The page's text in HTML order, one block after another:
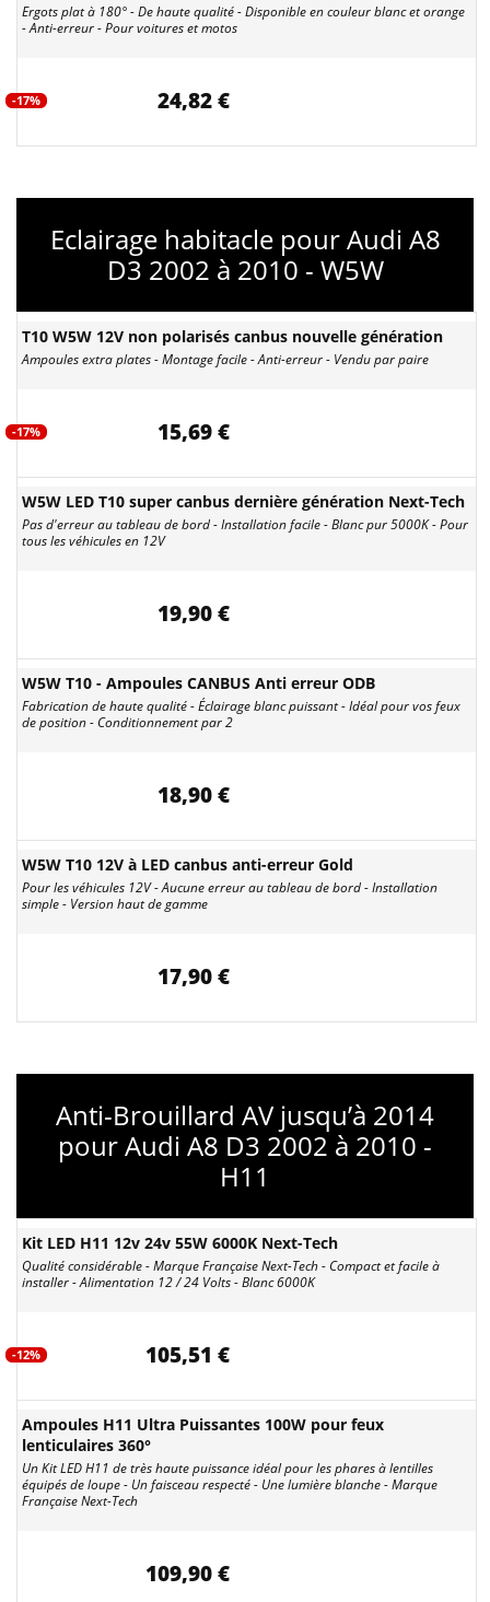
Ergots plat à 180° - De haute qualité - Disponible en couleur blanc et orange
- Anti-erreur - Pour voitures et motos
-17% 24,82 €
Eclairage habitacle pour Audi A8
D3 2002 à 2010 - W5W
T10 W5W 12V non polarisés canbus nouvelle génération
Ampoules extra plates - Montage facile - Anti-erreur - Vendu par paire
-17% 15,69 €
W5W LED T10 super canbus dernière génération Next-Tech
Pas d'erreur au tableau de bord - Installation facile - Blanc pur 5000K - Pour
tous les véhicules en 12V
19,90 €
W5W T10 - Ampoules CANBUS Anti erreur ODB
Fabrication de haute qualité - Éclairage blanc puissant - Idéal pour vos feux
de position - Conditionnement par 2
18,90 €
W5W T10 12V à LED canbus anti-erreur Gold
Pour les véhicules 12V - Aucune erreur au tableau de bord - Installation
simple - Version haut de gamme
17,90 €
Anti-Brouillard AV jusqu’à 2014
pour Audi A8 D3 2002 à 2010 -
H11
Kit LED H11 12v 24v 55W 6000K Next-Tech
Qualité considérable - Marque Française Next-Tech - Compact et facile à
installer - Alimentation 12 / 24 Volts - Blanc 6000K
-12% 105,51 €
Ampoules H11 Ultra Puissantes 100W pour feux
lenticulaires 360°
Un Kit LED H11 de très haute puissance idéal pour les phares à lentilles
équipés de loupe - Un faisceau respecté - Une lumière blanche - Marque
Française Next-Tech
109,90 €